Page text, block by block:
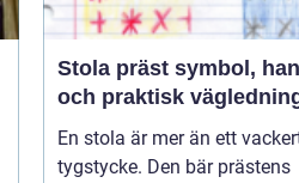
Stola präst symbol, hantverk
och praktisk
En stola är mer än ett
tygstycke. Den bär prästens